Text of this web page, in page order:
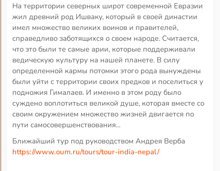
На территории северных широт современной Евразии
жил древний род Ишваку, который в своей династии
имел множество великих воинов и правителей,
справедливо заботящихся о своем народе. Считается,
что это были те самые арии, которые поддерживали
ведическую культуру на нашей планете. В силу
определенной кармы потомки этого рода вынуждены
были уйти с территории своих предков и поселиться у
подножия Гималаев. И именно в этом роду было
суждено воплотиться великой душе, которая вместе со
своим окружением множество жизней двигается по
пути самосовершенствования...
Ближайший тур под руководством Андрея Верба
https://www.oum.ru/tours/tour-india-nepal/